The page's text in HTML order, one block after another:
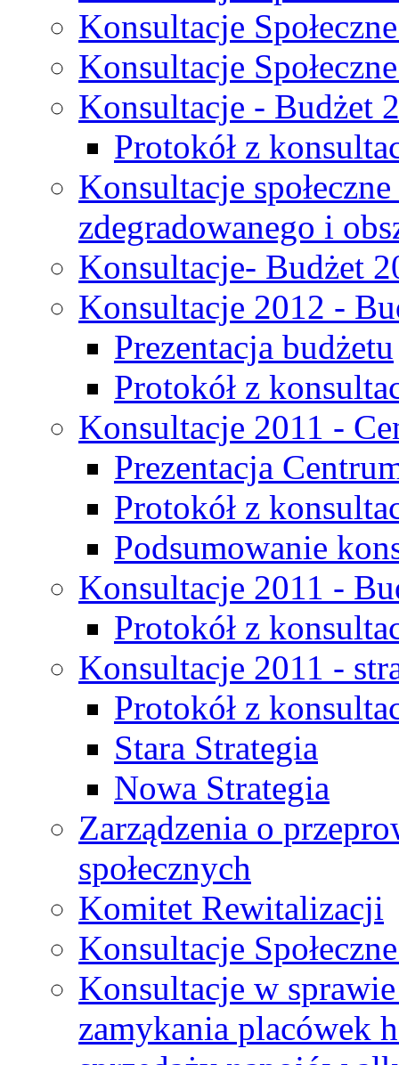
Konsultacje
Konsultacje
Konsultacje - Budżet
Protokół z
Konsultacje
zdegradowanego i
Konsultacje- Budżet
Konsultacje 2012 -
Prezentacja budżetu
Protokół z
Konsultacje 2011 -
Prezentacja
Protokół z
Podsumowanie
Konsultacje 2011 -
Protokół z
Konsultacje 2011 -
Protokół z
Stara Strategia
Nowa Strategia
Zarządzenia o
społecznych
Komitet Rewitalizacji
Konsultacje
Konsultacje w
zamykania placówek